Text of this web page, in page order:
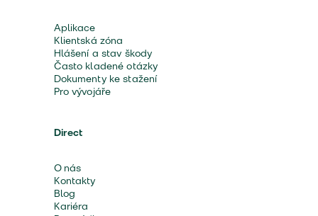
Aplikace
Klientská zóna
Hlášení a stav škody
Často kladené otázky
Dokumenty ke stažení
Pro vývojáře
Direct
O nás
Kontakty
Blog
Kariéra